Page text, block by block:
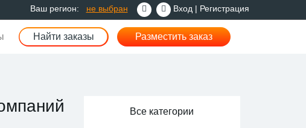
Ваш регион: не выбран Вход | Регистрация
Найти заказы Разместить заказ
Все категории